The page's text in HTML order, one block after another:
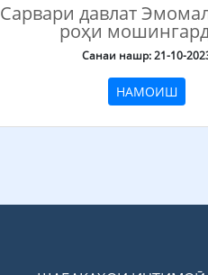
Сарвари давлат
роҳи
Санаи нашр: 21-10-
НАМОИШ